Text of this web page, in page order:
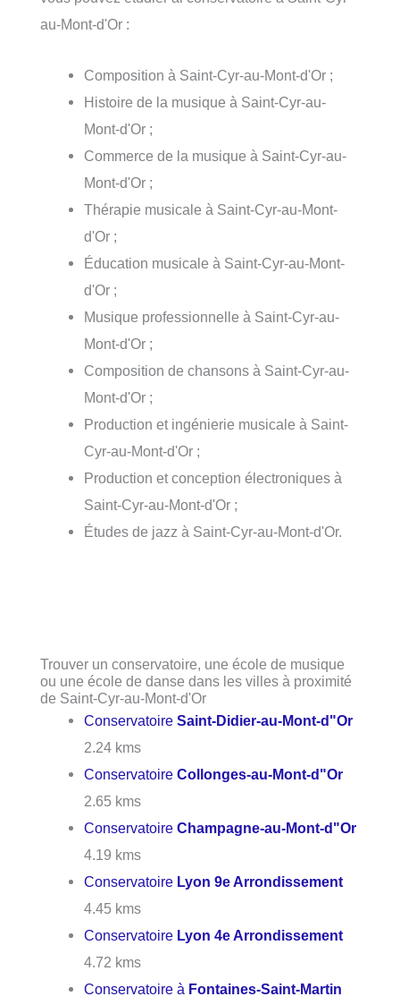
au-Mont-d'Or :
Composition à Saint-Cyr-au-Mont-d'Or ;
Histoire de la musique à Saint-Cyr-au-
Mont-d'Or ;
Commerce de la musique à Saint-Cyr-au-
Mont-d'Or ;
Thérapie musicale à Saint-Cyr-au-Mont-
d'Or ;
Éducation musicale à Saint-Cyr-au-Mont-
d'Or ;
Musique professionnelle à Saint-Cyr-au-
Mont-d'Or ;
Composition de chansons à Saint-Cyr-au-
Mont-d'Or ;
Production et ingénierie musicale à Saint-
Cyr-au-Mont-d'Or ;
Production et conception électroniques à
Saint-Cyr-au-Mont-d'Or ;
Études de jazz à Saint-Cyr-au-Mont-d'Or.
Trouver un conservatoire, une école de musique
ou une école de danse dans les villes à proximité
de Saint-Cyr-au-Mont-d'Or
ConservatoireSaint-Didier-au-Mont-d"Or
2.24 kms
ConservatoireCollonges-au-Mont-d"Or
2.65 kms
ConservatoireChampagne-au-Mont-d"Or
4.19 kms
Conservatoire Lyon 9e Arrondissement
4.45 kms
Conservatoire Lyon 4e Arrondissement
4.72 kms
Conservatoire à Fontaines-Saint-Martin